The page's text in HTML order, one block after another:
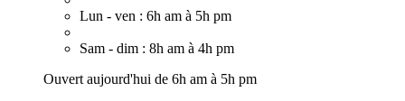
Lun - ven : 6h am à 5h pm
Sam - dim : 8h am à 4h pm
Ouvert aujourd'hui de 6h am à 5h pm